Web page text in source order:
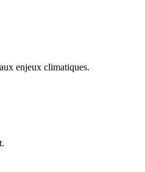
enjeux climatiques.